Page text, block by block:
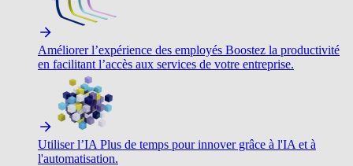
Améliorer l’expérience des employés Boostez la productivité
en facilitant l’accès aux services de votre entreprise.
Utiliser l’IA Plus de temps pour innover grâce à l'IA et à
l'automatisation.